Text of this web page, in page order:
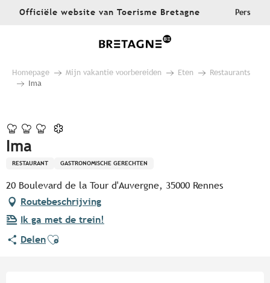
AllerOfficiële website van Toerisme Bretagne Pers
Homepage Mijn vakantie voorbereiden Eten
Restaurants
Ima
Ima
RESTAURANT GASTRONOMISCHE GERECHTEN
20 Boulevard de la Tour d'Auvergne, 35000 Rennes
Routebeschrijving
Ik ga met de trein!
DelenAjouter aux favoris